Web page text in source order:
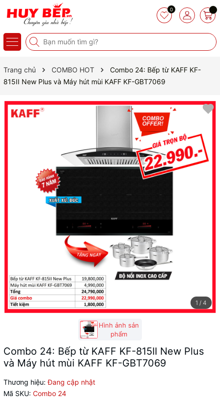
0
Trang chủ COMBO HOT
Combo 24: Bếp từ KAFF KF-
815II New Plus và Máy hút mùi KAFF KF-GBT7069
1 / 4
Hình ảnh sản
phẩm
Combo 24: Bếp từ KAFF KF-815II New Plus
và Máy hút mùi KAFF KF-GBT7069
Thương hiệu: Đang cập nhật
Mã SKU: Combo 24